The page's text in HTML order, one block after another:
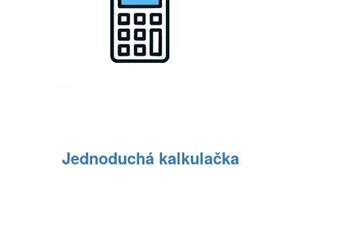
Jednoduchá kalkulačka